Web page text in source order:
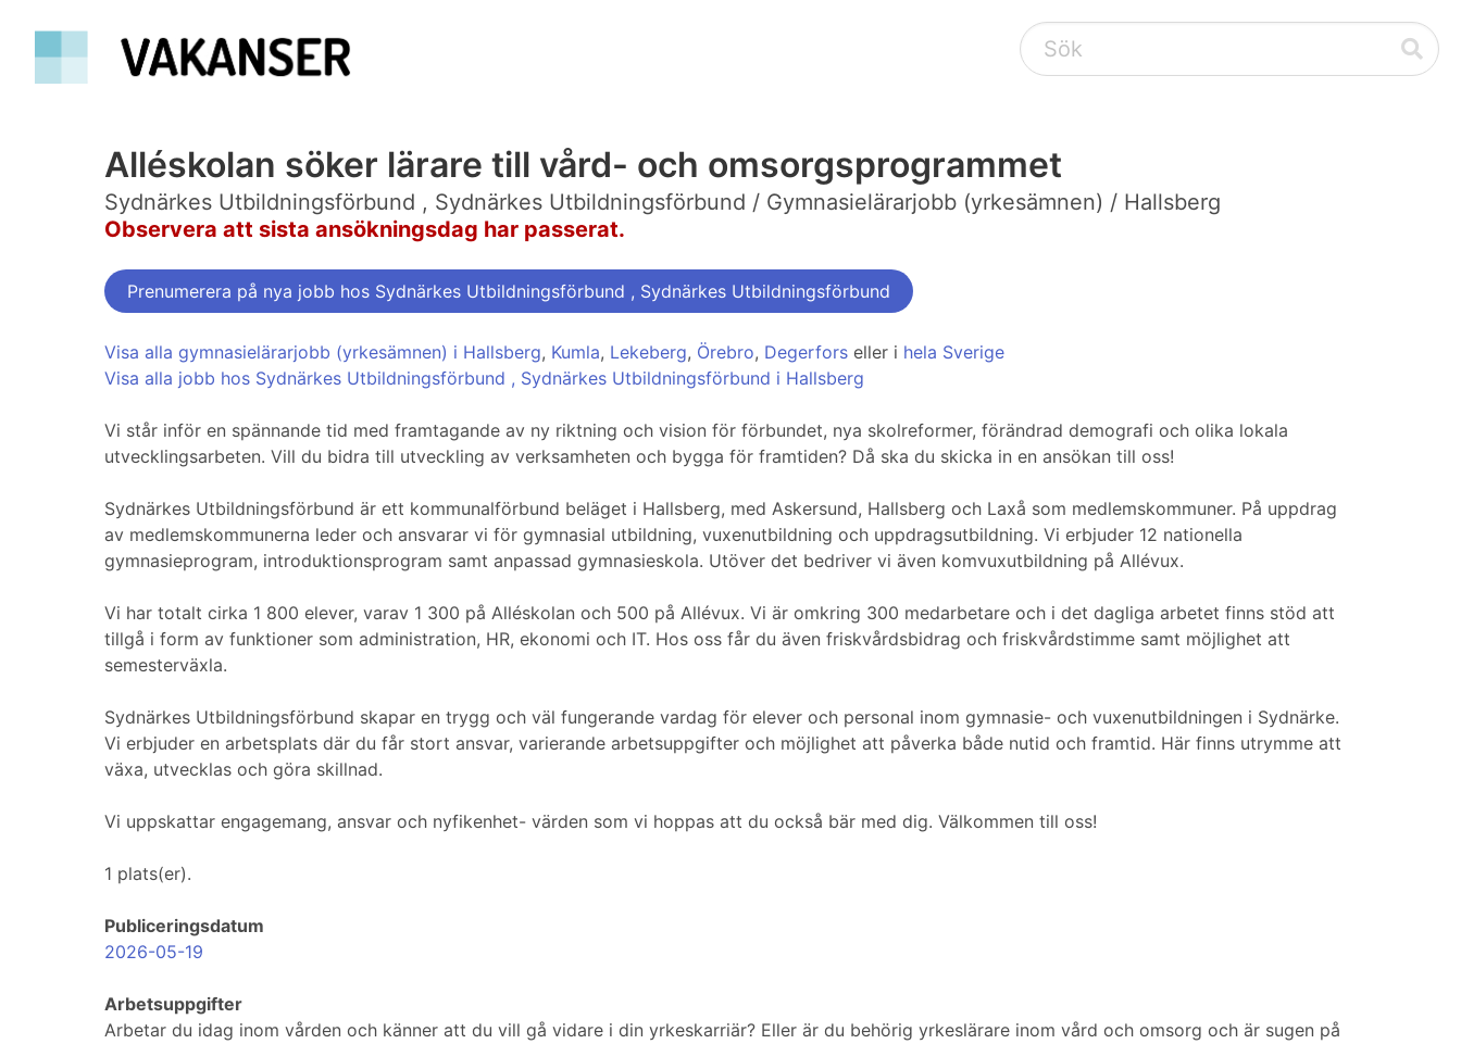
Alléskolan söker lärare till vård- och omsorgsprogrammet
Sydnärkes Utbildningsförbund , Sydnärkes Utbildningsförbund / Gymnasielärarjobb (yrkesämnen) / Hallsberg
Observera att sista ansökningsdag har passerat.
Prenumerera på nya jobb hos Sydnärkes Utbildningsförbund , Sydnärkes Utbildningsförbund
Visa alla gymnasielärarjobb (yrkesämnen) i Hallsberg, Kumla, Lekeberg, Örebro, Degerfors eller i hela Sverige
Visa alla jobb hos Sydnärkes Utbildningsförbund , Sydnärkes Utbildningsförbund i Hallsberg
Vi står inför en spännande tid med framtagande av ny riktning och vision för förbundet, nya skolreformer, förändrad demografi och olika lokala
utvecklingsarbeten. Vill du bidra till utveckling av verksamheten och bygga för framtiden? Då ska du skicka in en ansökan till oss!
Sydnärkes Utbildningsförbund är ett kommunalförbund beläget i Hallsberg, med Askersund, Hallsberg och Laxå som medlemskommuner. På uppdrag
av medlemskommunerna leder och ansvarar vi för gymnasial utbildning, vuxenutbildning och uppdragsutbildning. Vi erbjuder 12 nationella
gymnasieprogram, introduktionsprogram samt anpassad gymnasieskola. Utöver det bedriver vi även komvuxutbildning på Allévux.
Vi har totalt cirka 1 800 elever, varav 1 300 på Alléskolan och 500 på Allévux. Vi är omkring 300 medarbetare och i det dagliga arbetet finns stöd att
tillgå i form av funktioner som administration, HR, ekonomi och IT. Hos oss får du även friskvårdsbidrag och friskvårdstimme samt möjlighet att
semesterväxla.
Sydnärkes Utbildningsförbund skapar en trygg och väl fungerande vardag för elever och personal inom gymnasie- och vuxenutbildningen i Sydnärke.
Vi erbjuder en arbetsplats där du får stort ansvar, varierande arbetsuppgifter och möjlighet att påverka både nutid och framtid. Här finns utrymme att
växa, utvecklas och göra skillnad.
Vi uppskattar engagemang, ansvar och nyfikenhet- värden som vi hoppas att du också bär med dig. Välkommen till oss!
1 plats(er).
Publiceringsdatum
2026-05-19
Arbetsuppgifter
Arbetar du idag inom vården och känner att du vill gå vidare i din yrkeskarriär? Eller är du behörig yrkeslärare inom vård och omsorg och är sugen på